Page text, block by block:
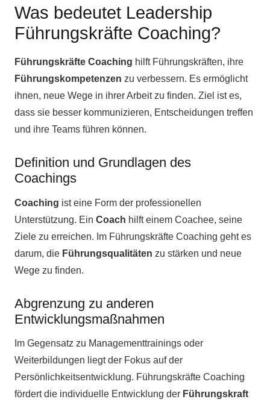
Was bedeutet Leadership
Führungskräfte Coaching?
Führungskräfte Coaching hilft Führungskräften, ihre
Führungskompetenzen zu verbessern. Es ermöglicht
ihnen, neue Wege in ihrer Arbeit zu finden. Ziel ist es,
dass sie besser kommunizieren, Entscheidungen treffen
und ihre Teams führen können.
Definition und Grundlagen des
Coachings
Coaching ist eine Form der professionellen
Unterstützung. Ein Coach hilft einem Coachee, seine
Ziele zu erreichen. Im Führungskräfte Coaching geht es
darum, die Führungsqualitäten zu stärken und neue
Wege zu finden.
Abgrenzung zu anderen
Entwicklungsmaßnahmen
Im Gegensatz zu Managementtrainings oder
Weiterbildungen liegt der Fokus auf der
Persönlichkeitsentwicklung. Führungskräfte Coaching
fördert die individuelle Entwicklung der Führungskraft